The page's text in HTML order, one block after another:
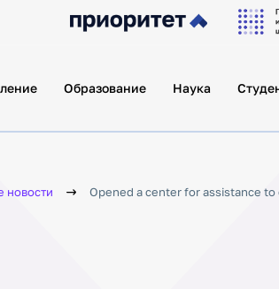
Образование Наука
новости Opened a center for assistance